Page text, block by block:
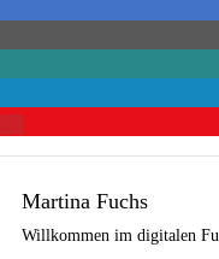
Martina Fuchs
Willkommen im digitalen